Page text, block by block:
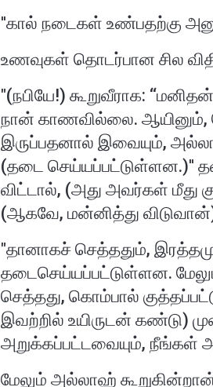
உணவுகள் தொடர்பான சில
"(நபியே!) கூறுவீராக:
நான் காணவில்லை. ஆயினும்,
இருப்பதனால் இவையும்,
(தடை செய்யப்பட்டுள்ளன.)''
விட்டால், (அது அவர்கள் மீது
"தானாகச் செத்ததும்,
தடைசெய்யப்பட்டுள்ளன. மேலும்
செத்தது, கொம்பால்
இவற்றில் உயிருடன் கண்டு)
மேலும் அல்லாஹ்